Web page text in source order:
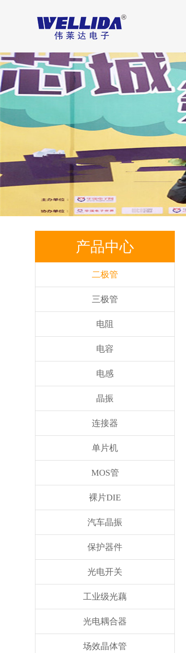
产品中心
二极管
三极管
电阻
电容
电感
晶振
连接器
单片机
MOS管
裸片DIE
汽车晶振
保护器件
光电开关
工业级光藕
光电耦合器
场效晶体管